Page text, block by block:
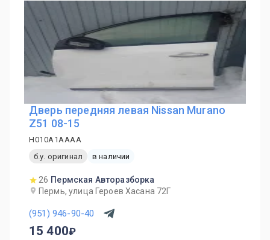
Дверь передняя левая Nissan Murano
Z51 08-15
H010A1AAAA
б.у. оригинал
в наличии
26 Пермская Авторазборка
Пермь, улица Героев Хасана 72Г
(951) 946-90-40
15 400